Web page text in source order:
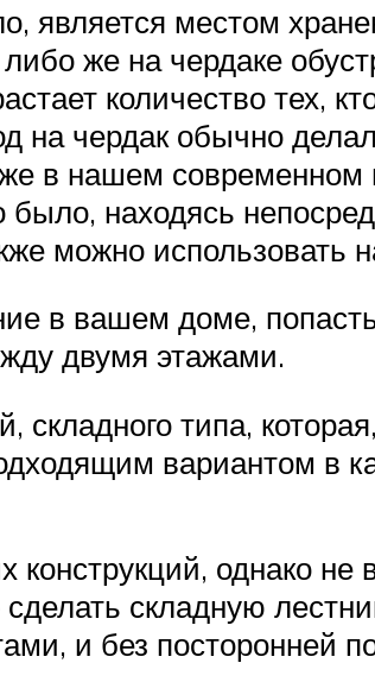
является местом
же на чердаке
количество тех,
на чердак обычно
в нашем
находясь
можно использовать
в вашем доме,
двумя этажами.
типа,
вариантом в
однако не
складную
и без посторонней